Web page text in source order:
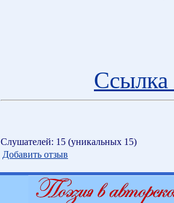
Ссылка
Слушателей: 15 (уникальных 15)
Добавить отзыв